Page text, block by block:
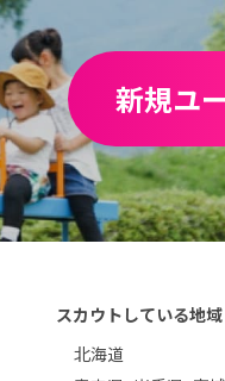
新規ユ
スカウトしている地域
北海道